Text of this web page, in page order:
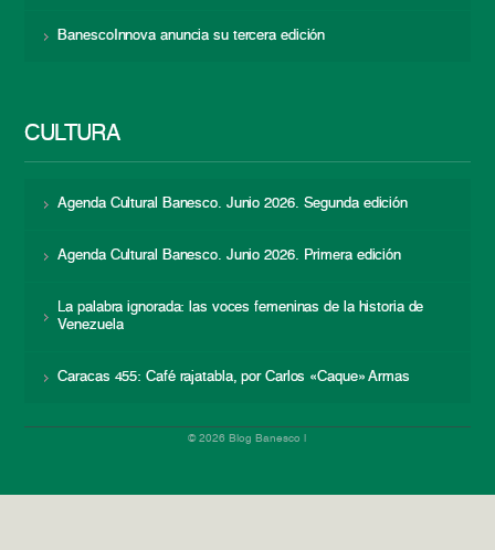
BanescoInnova anuncia su tercera edición
CULTURA
Agenda Cultural Banesco. Junio 2026. Segunda edición
Agenda Cultural Banesco. Junio 2026. Primera edición
La palabra ignorada: las voces femeninas de la historia de
Venezuela
Caracas 455: Café rajatabla, por Carlos «Caque» Armas
© 2026 Blog Banesco |